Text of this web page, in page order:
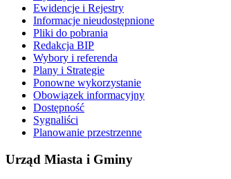
Ewidencje i Rejestry
Informacje nieudostępnione
Pliki do pobrania
Redakcja BIP
Wybory i referenda
Plany i Strategie
Ponowne wykorzystanie
Obowiązek informacyjny
Dostępność
Sygnaliści
Planowanie przestrzenne
Urząd Miasta i Gminy